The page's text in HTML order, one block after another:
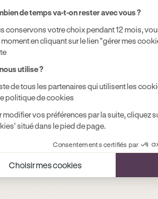
lieux de rendez-vous Ornikar.
de temps va-t-on rester avec vous ?
conservons votre choix pendant 12 mois,
en cliquant sur le lien "gérer mes
utilise ?
de tous les partenaires qui utilisent les
politique de cookies
modifier vos préférences par la suite, cliquez
situé dans le pied de page.
Consentements certifiés par
Choisir mes cookies
Axeptio consent